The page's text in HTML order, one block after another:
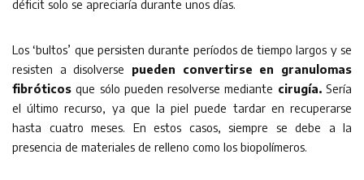
déficit solo se apreciaría durante unos días.
Los ‘bultos’ que persisten durante períodos de tiempo largos y se
resisten a disolverse pueden convertirse en granulomas
fibróticos que sólo pueden resolverse mediante cirugía.Sería
el último recurso, ya que la piel puede tardar en recuperarse
hasta cuatro meses. En estos casos, siempre se debe a la
presencia de materiales de relleno como los biopolímeros.